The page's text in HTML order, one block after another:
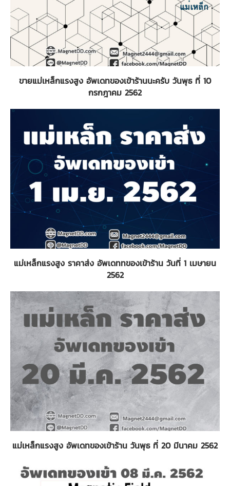
ขายแม่เหล็กแรงสูง อัพเดทของเข้าร้านนะครับ วันพุธ ที่ 10
กรกฎาคม 2562
แม่เหล็กแรงสูง ราคาส่ง อัพเดททของเข้าร้าน วันที่ 1 เมษายน
2562
แม่เหล็กแรงสูง อัพเดทของเข้าร้าน วันพุธ ที่ 20 มีนาคม 2562